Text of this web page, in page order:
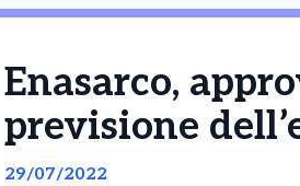
Enasarco,
previsione
29/07/2022